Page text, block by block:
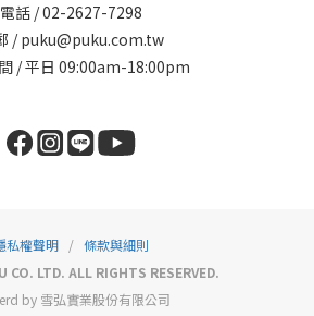
電話 / 02-2627-7298
/ puku@puku.com.tw
/ 平日 09:00am-18:00pm
私權聲明/ 條款與細則
CO. LTD. ALL RIGHTS RESERVED.
by 雪弘實業股份有限公司